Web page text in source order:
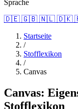
Sprache
🇩🇪 🇬🇧 🇳🇱 🇩🇰
Startseite
/
Stofflexikon
/
Canvas
Canvas:
Stofflexikon